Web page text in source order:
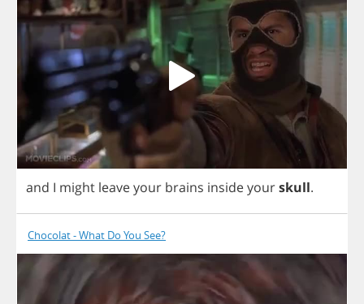
and I might leaveyour brains insideyourskull.
Chocolat - What Do You See?